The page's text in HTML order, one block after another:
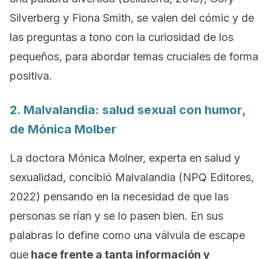
Silverberg y Fiona Smith, se valen del cómic y de
las preguntas a tono con la curiosidad de los
pequeños, para abordar temas cruciales de forma
positiva.
2. Malvalandia: salud sexual con humor,
de Mónica Molber
La doctora Mónica Molner, experta en salud y
sexualidad, concibió Malvalandia (NPQ Editores,
2022) pensando en la necesidad de que las
personas se rían y se lo pasen bien. En sus
palabras lo define como una válvula de escape
que hace frente a tanta información y